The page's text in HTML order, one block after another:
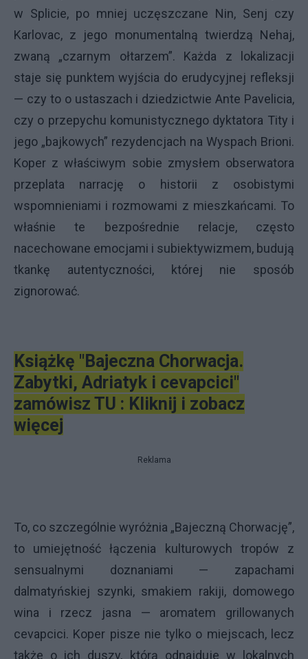
w Splicie, po mniej uczęszczane Nin, Senj czy
Karlovac, z jego monumentalną twierdzą Nehaj,
zwaną „czarnym ołtarzem”. Każda z lokalizacji
staje się punktem wyjścia do erudycyjnej refleksji
— czy to o ustaszach i dziedzictwie Ante Pavelicia,
czy o przepychu komunistycznego dyktatora Tity i
jego „bajkowych” rezydencjach na Wyspach Brioni.
Koper z właściwym sobie zmysłem obserwatora
przeplata narrację o historii z osobistymi
wspomnieniami i rozmowami z mieszkańcami. To
właśnie te bezpośrednie relacje, często
nacechowane emocjami i subiektywizmem, budują
tkankę autentyczności, której nie sposób
zignorować.
Książkę "Bajeczna Chorwacja.
Zabytki, Adriatyk i cevapcici"
zamówisz TU : Kliknij i zobacz
więcej
Reklama
To, co szczególnie wyróżnia „Bajeczną Chorwację”,
to umiejętność łączenia kulturowych tropów z
sensualnymi doznaniami — zapachami
dalmatyńskiej szynki, smakiem rakiji, domowego
wina i rzecz jasna — aromatem grillowanych
cevapcici. Koper pisze nie tylko o miejscach, lecz
także o ich duszy, którą odnajduje w lokalnych